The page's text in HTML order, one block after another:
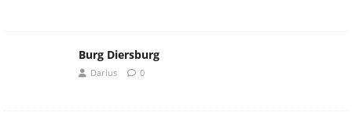
Burg Diersburg
Darius 0